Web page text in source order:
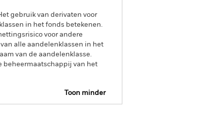
gebruik van derivaten voor
in het fonds betekenen.
voor andere
alle aandelenklassen in het
van de aandelenklasse.
beheermaatschappij van het
Toon minder